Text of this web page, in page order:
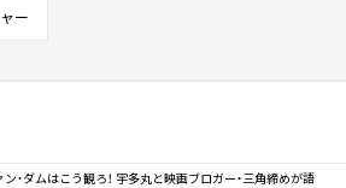
ー
・ダムはこう観ろ！ 宇多丸と映画ブロガー・三角締めが語